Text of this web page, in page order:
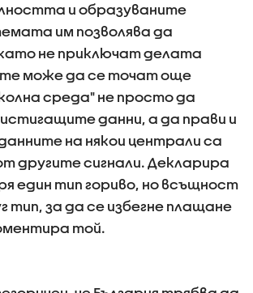
и образуваните
им позволява да
не приключат делата
може да се точат още
среда" не просто да
данни, а да прави и
на някои централи са
другите сигнали. Декларира
един тип гориво, но всъщност
тип, за да се избегне плащане
той.